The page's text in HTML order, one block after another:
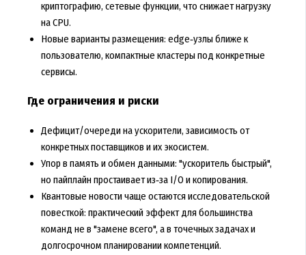
криптографию, сетевые функции, что снижает нагрузку
на CPU.
Новые варианты размещения: edge‑узлы ближе к
пользователю, компактные кластеры под конкретные
сервисы.
Где ограничения и риски
Дефицит/очереди на ускорители, зависимость от
конкретных поставщиков и их экосистем.
Упор в память и обмен данными: "ускоритель быстрый",
но пайплайн простаивает из‑за I/O и копирования.
Квантовые новости чаще остаются исследовательской
повесткой: практический эффект для большинства
команд не в "замене всего", а в точечных задачах и
долгосрочном планировании компетенций.